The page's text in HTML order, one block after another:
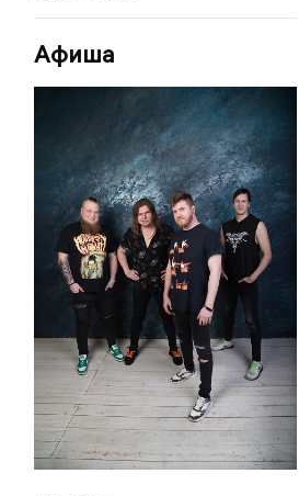
Афиша